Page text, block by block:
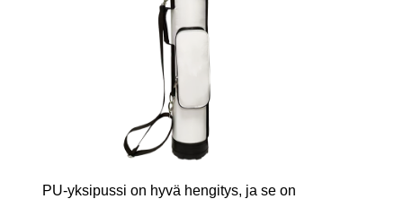
PU-yksipussi on hyvä hengitys, ja se on